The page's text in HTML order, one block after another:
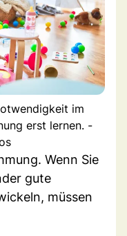
im
erst lernen. -
Wenn Sie
gute
müssen